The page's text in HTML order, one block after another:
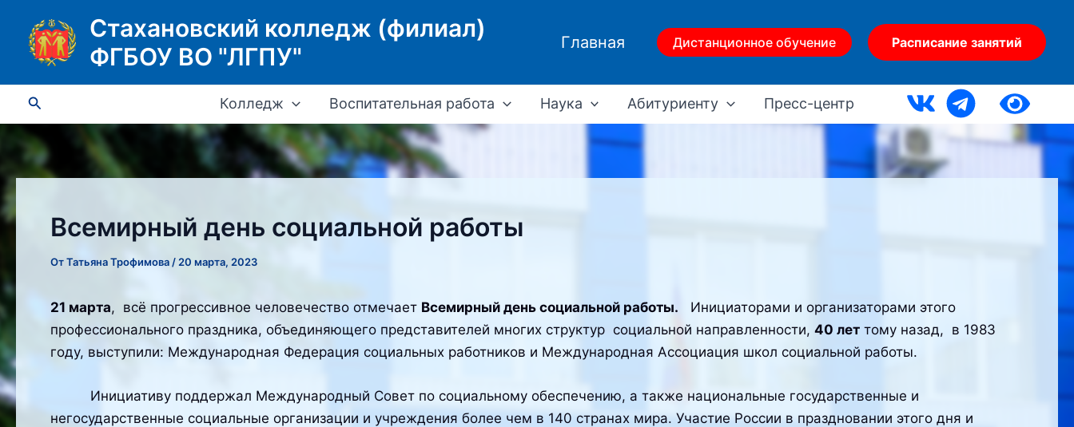
содержимому
Стахановский колледж (филиал)
ФГБОУ ВО "ЛГПУ"
Главная Дистанционное обучение Расписание занятий
Поиск Колледж Воспитательная работа Наука Абитуриенту Пресс-центр
Всемирный день социальной работы
ОтТатьяна Трофимова / 20 марта, 2023
21 марта, всё прогрессивное человечество отмечает Всемирный день социальной работы. Инициаторами и организаторами этого
профессионального праздника, объединяющего представителей многих структур социальной направленности, 40 леттому назад, в 1983
году, выступили: Международная Федерация социальных работников и Международная Ассоциация школ социальной работы.
Инициативу поддержал Международный Совет по социальному обеспечению, а также национальные государственные и
негосударственные социальные организации и учреждения более чем в 140 странах мира. Участие России в праздновании этого дня и